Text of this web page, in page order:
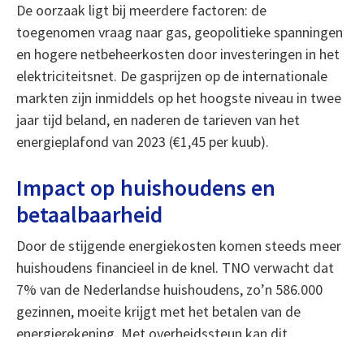
De oorzaak ligt bij meerdere factoren: de
toegenomen vraag naar gas, geopolitieke spanningen
en hogere netbeheerkosten door investeringen in het
elektriciteitsnet. De gasprijzen op de internationale
markten zijn inmiddels op het hoogste niveau in twee
jaar tijd beland, en naderen de tarieven van het
energieplafond van 2023 (€1,45 per kuub).
Impact op huishoudens en
betaalbaarheid
Door de stijgende energiekosten komen steeds meer
huishoudens financieel in de knel. TNO verwacht dat
7% van de Nederlandse huishoudens, zo’n 586.000
gezinnen, moeite krijgt met het betalen van de